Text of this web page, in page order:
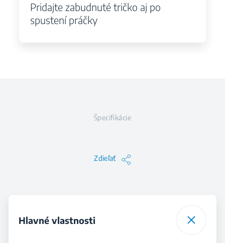
Pridajte zabudnuté tričko aj po
spustení práčky
Špecifikácie
Zdieľať
Hlavné vlastnosti